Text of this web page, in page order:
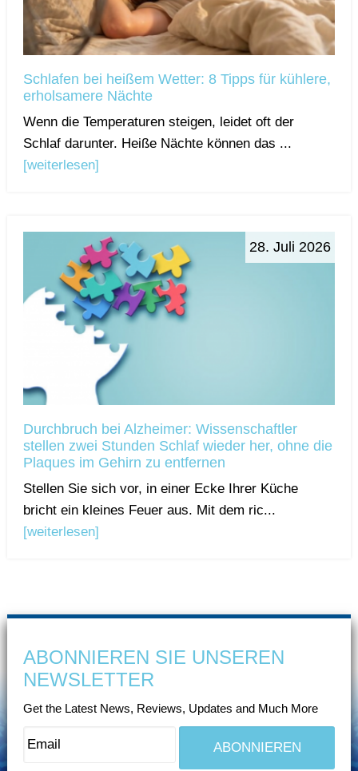
Schlafen bei heißem Wetter: 8 Tipps für kühlere,
erholsamere Nächte
Wenn die Temperaturen steigen, leidet oft der
Schlaf darunter. Heiße Nächte können das ...
[weiterlesen]
28. Juli 2026
Durchbruch bei Alzheimer: Wissenschaftler
stellen zwei Stunden Schlaf wieder her, ohne die
Plaques im Gehirn zu entfernen
Stellen Sie sich vor, in einer Ecke Ihrer Küche
bricht ein kleines Feuer aus. Mit dem ric...
[weiterlesen]
ABONNIEREN SIE UNSEREN
NEWSLETTER
Get the Latest News, Reviews, Updates and Much More